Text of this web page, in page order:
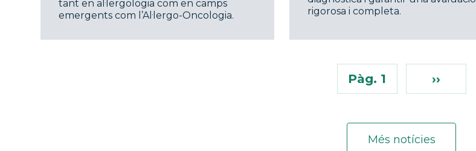
tant en al·lergologia com en camps
emergents com l’Al·lergo-Oncologia.
rigorosa i completa.
Pàg. 1 ››
Més notícies